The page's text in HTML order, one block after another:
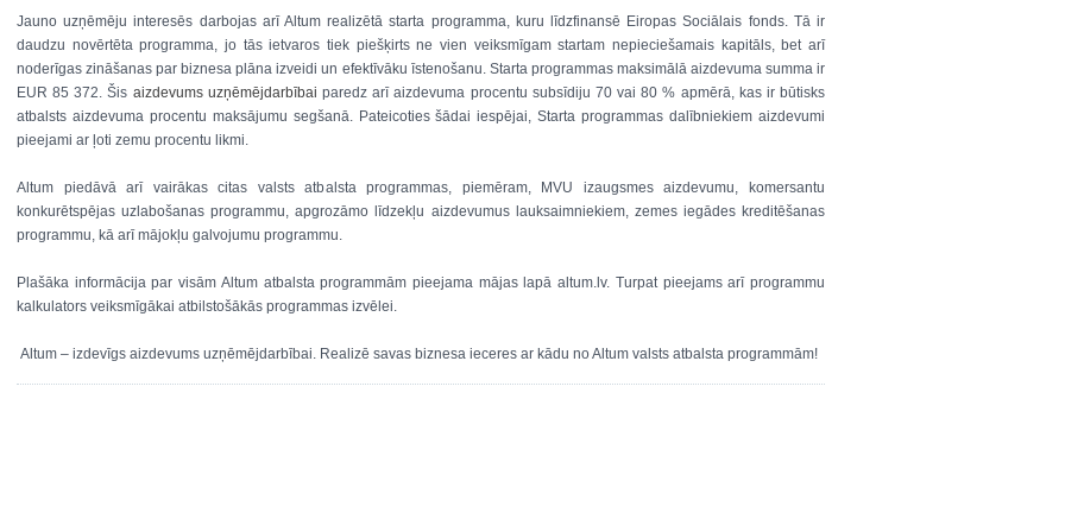
Jauno uzņēmēju interesēs darbojas arī Altum realizētā starta programma, kuru līdzfinansē Eiropas Sociālais fonds. Tā ir
daudzu novērtēta programma, jo tās ietvaros tiek piešķirts ne vien veiksmīgam startam nepieciešamais kapitāls, bet arī
noderīgas zināšanas par biznesa plāna izveidi un efektīvāku īstenošanu. Starta programmas maksimālā aizdevuma summa ir
EUR 85 372. Šis aizdevums uzņēmējdarbībai paredz arī aizdevuma procentu subsīdiju 70 vai 80 % apmērā, kas ir būtisks
atbalsts aizdevuma procentu maksājumu segšanā. Pateicoties šādai iespējai, Starta programmas dalībniekiem aizdevumi
pieejami ar ļoti zemu procentu likmi.
Altum piedāvā arī vairākas citas valsts atbalsta programmas, piemēram, MVU izaugsmes aizdevumu, komersantu
konkurētspējas uzlabošanas programmu, apgrozāmo līdzekļu aizdevumus lauksaimniekiem, zemes iegādes kreditēšanas
programmu, kā arī mājokļu galvojumu programmu.
Plašāka informācija par visām Altum atbalsta programmām pieejama mājas lapā altum.lv. Turpat pieejams arī programmu
kalkulators veiksmīgākai atbilstošākās programmas izvēlei.
Altum – izdevīgs aizdevums uzņēmējdarbībai. Realizē savas biznesa ieceres ar kādu no Altum valsts atbalsta programmām!